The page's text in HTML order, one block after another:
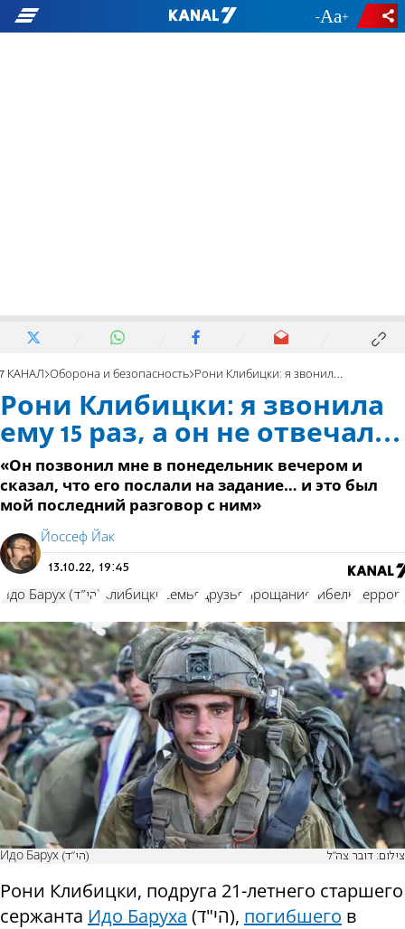
- +
7 КАНАЛ Оборона и безопасность Рони Клибицки: я звонила ему 15 раз, а он не отвечал…
Рони Клибицки: я звонила
ему 15 раз, а он не отвечал…
«Он позвонил мне в понедельник вечером и
сказал, что его послали на задание… и это был
мой последний разговор с ним»
Йоссеф Йак
13.10.22, 19:45
Идо Барух (הי"ד) Клибицки семья друзья прощание гибель террор
Идо Барух (הי"ד) צילום: דובר צה"ל
Рони Клибицки, подруга 21-летнего старшего
сержанта Идо Баруха (הי"ד), погибшего в